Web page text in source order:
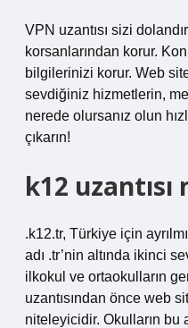
VPN uzantısı sizi
korsanlarından korur.
bilgilerinizi korur. Web
sevdiğiniz hizmetlerin,
nerede olursanız olun
çıkarın!
k12 uzantısı
.k12.tr, Türkiye için
adı .tr’nin altında ikinci
ilkokul ve ortaokulların
uzantısından önce web
niteleyicidir. Okulların bu